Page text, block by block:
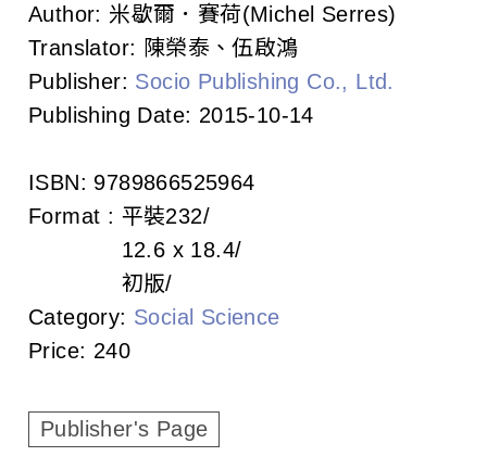
A
s
s
o
c
a
t
o
Author: 米歇爾．賽荷(Michel Serres)
Translator: 陳榮泰、伍啟鴻
Publisher: Socio Publishing Co., Ltd.
Publishing Date: 2015-10-14
ISBN: 9789866525964
Format : 平裝232
12.6 x 18.4
初版
Category: Social Science
Price: 240
Publisher's Page